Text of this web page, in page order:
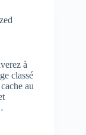
à
classé
au